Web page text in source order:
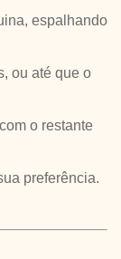
espalhando
ou até que o
o restante
preferência.